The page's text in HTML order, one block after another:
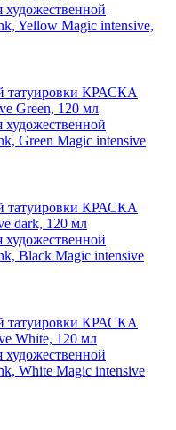
художественной
Yellow Magic intensive,
художественной
Green Magic intensive
художественной
Black Magic intensive
художественной
White Magic intensive